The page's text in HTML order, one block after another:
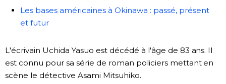
Les bases américaines à Okinawa : passé, présent
et futur
L'écrivain Uchida Yasuo est décédé à l'âge de 83 ans. Il
est connu pour sa série de roman policiers mettant en
scène le détective Asami Mitsuhiko.